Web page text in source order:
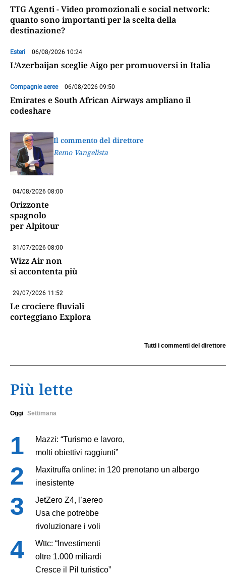
TTG Agenti - Video promozionali e social network:
quanto sono importanti per la scelta della
destinazione?
Esteri 06/08/2026 10:24
L’Azerbaijan sceglie Aigo per promuoversi in Italia
Compagnie aeree 06/08/2026 09:50
Emirates e South African Airways ampliano il
codeshare
Il commento del direttore
Remo Vangelista
04/08/2026 08:00
Orizzonte
spagnolo
per Alpitour
31/07/2026 08:00
Wizz Air non
si accontenta più
29/07/2026 11:52
Le crociere fluviali
corteggiano Explora
Tutti i commenti del direttore
Più lette
Oggi Settimana
Mazzi: “Turismo e lavoro,
molti obiettivi raggiunti”
Maxitruffa online: in 120 prenotano un albergo
inesistente
JetZero Z4, l’aereo
Usa che potrebbe
rivoluzionare i voli
Wttc: “Investimenti
oltre 1.000 miliardi
Cresce il Pil turistico”